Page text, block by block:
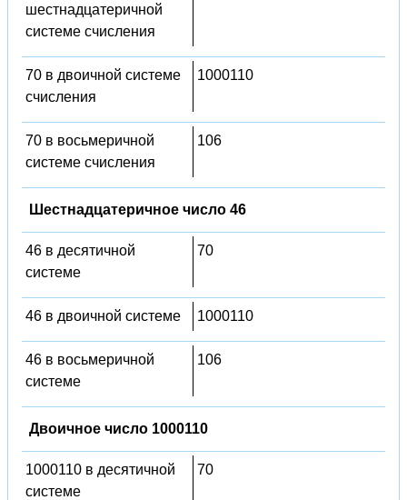
шестнадцатеричной
системе счисления
70 в двоичной системе
счисления
1000110
70 в восьмеричной
системе счисления
106
Шестнадцатеричное число 46
46 в десятичной
системе
70
46 в двоичной системе 1000110
46 в восьмеричной
системе
106
Двоичное число 1000110
1000110 в десятичной
системе
70